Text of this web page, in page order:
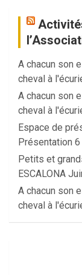
A chacun son
cheval à
A chacun son
cheval à
Espace de
Présentation 6
Petits et
ESCALONA
A chacun son
cheval à